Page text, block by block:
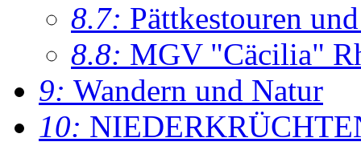
8.7: Pättkestouren
8.8: MGV "Cäcilia"
9: Wandern und Natur
10: